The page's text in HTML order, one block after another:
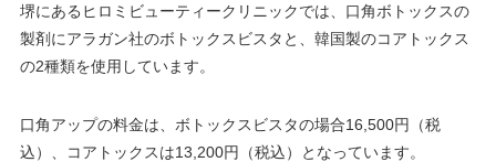
堺にあるヒロミビューティークリニックでは、口角ボトックスの
製剤にアラガン社のボトックスビスタと、韓国製のコアトックス
の2種類を使用しています。
口角アップの料金は、ボトックスビスタの場合16,500円（税
込）、コアトックスは13,200円（税込）となっています。